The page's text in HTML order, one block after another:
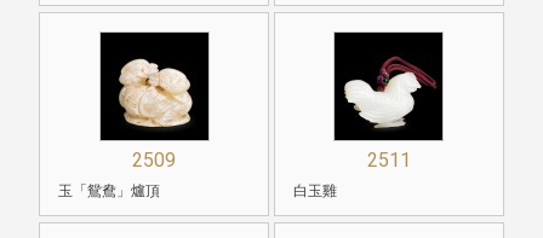
2509
玉「鴛鴦」爐頂
2511
白玉雞